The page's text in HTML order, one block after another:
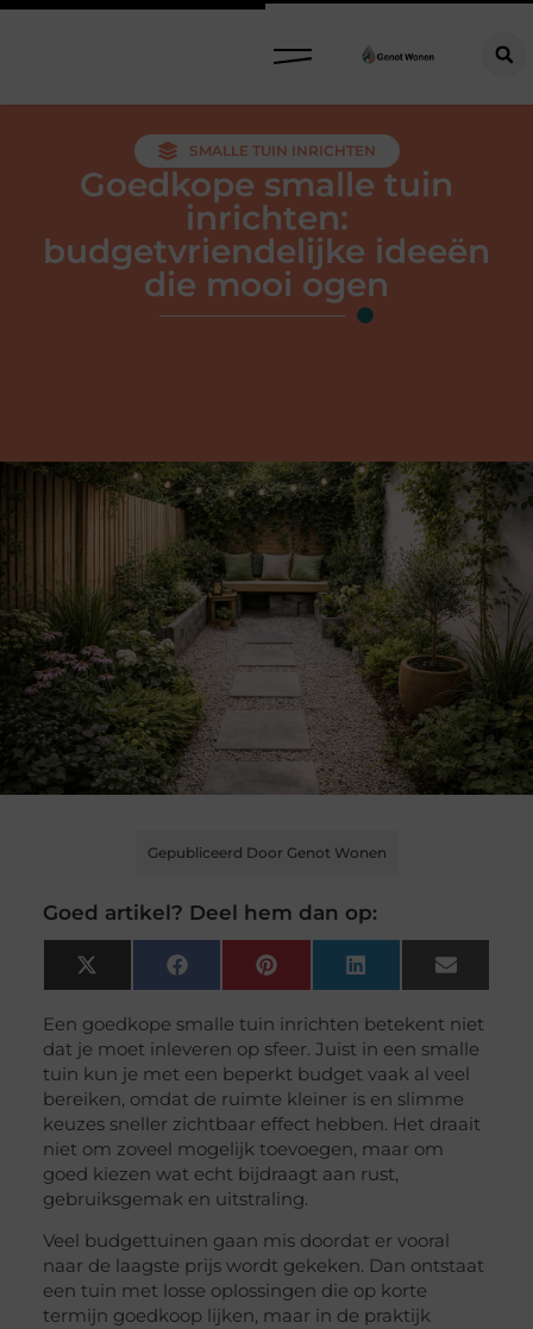
SMALLE TUIN INRICHTEN
Goedkope smalle tuin
inrichten:
budgetvriendelijke ideeën
die mooi ogen
Gepubliceerd Door Genot Wonen
Goed artikel? Deel hem dan op:
X
(Twitter)
FacebookPinterest LinkedIn Email
Een goedkope smalle tuin inrichten betekent niet
dat je moet inleveren op sfeer. Juist in een smalle
tuin kun je met een beperkt budget vaak al veel
bereiken, omdat de ruimte kleiner is en slimme
keuzes sneller zichtbaar effect hebben. Het draait
niet om zoveel mogelijk toevoegen, maar om
goed kiezen wat echt bijdraagt aan rust,
gebruiksgemak en uitstraling.
Veel budgettuinen gaan mis doordat er vooral
naar de laagste prijs wordt gekeken. Dan ontstaat
een tuin met losse oplossingen die op korte
termijn goedkoop lijken, maar in de praktijk